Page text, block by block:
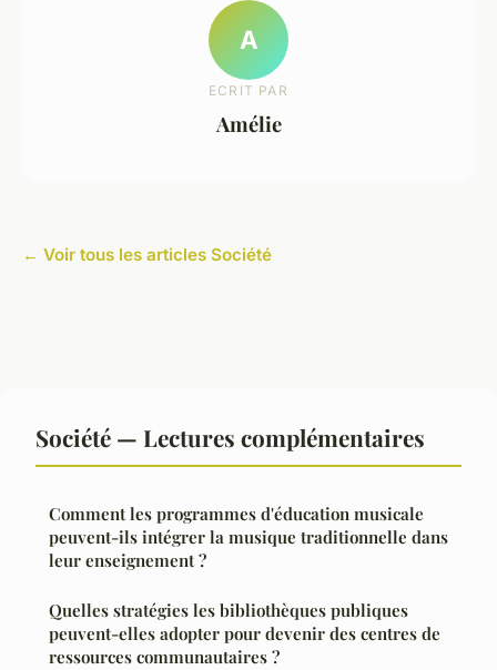
A
ECRIT PAR
Amélie
← Voir tous les articles Société
Société — Lectures complémentaires
Comment les programmes d'éducation musicale
peuvent-ils intégrer la musique traditionnelle dans
leur enseignement ?
Quelles stratégies les bibliothèques publiques
peuvent-elles adopter pour devenir des centres de
ressources communautaires ?